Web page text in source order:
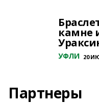
камне
УФЛИ 20
Партнеры